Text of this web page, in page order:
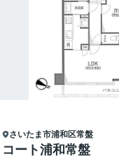
さいたま市浦和区常盤
コート浦和常盤